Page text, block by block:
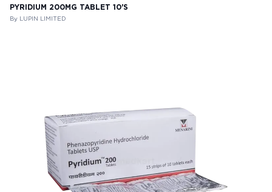
PYRIDIUM 200MG TABLET 10'S
By LUPIN LIMITED